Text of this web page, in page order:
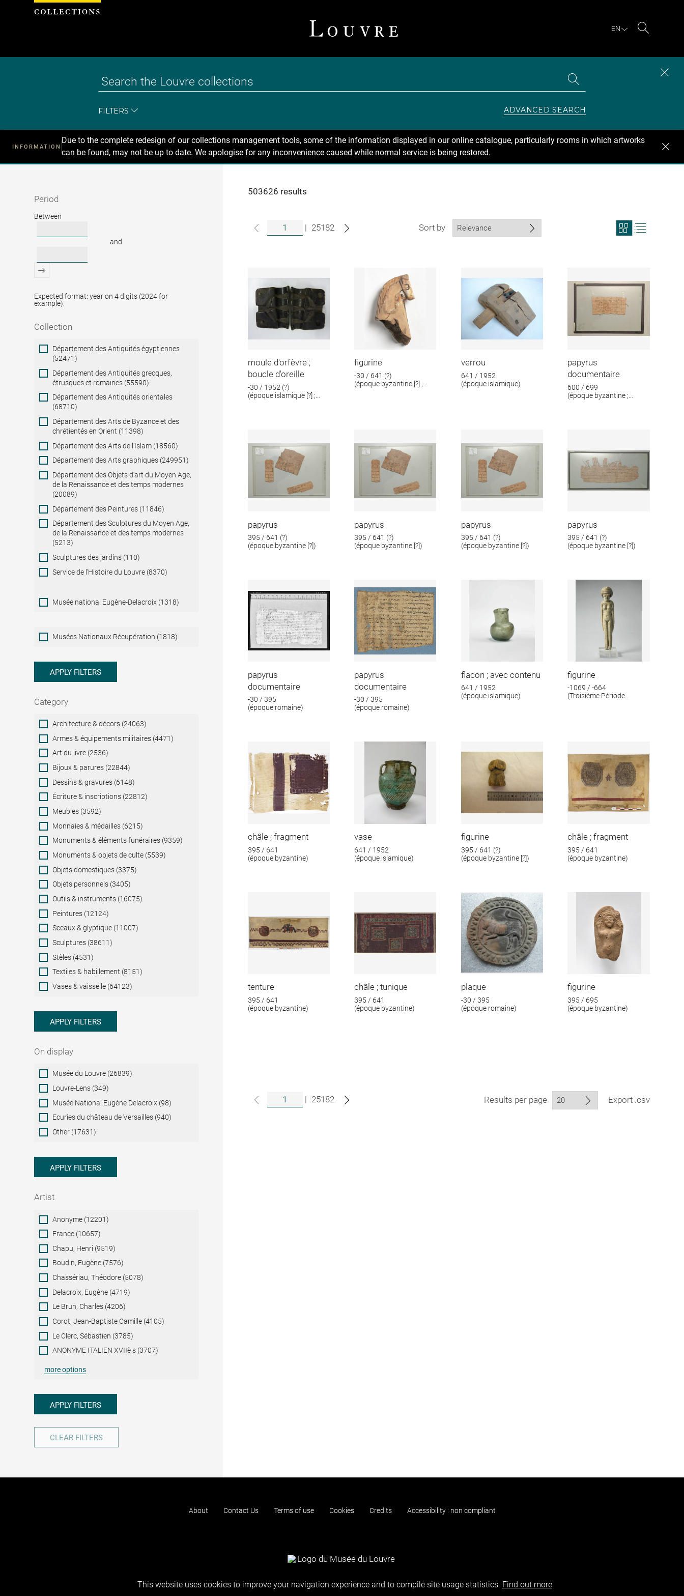
EN
FILTERS ADVANCED SEARCH
INFORMATION
Due to the complete redesign of our collections management tools, some of the information displayed in our online catalogue, particularly rooms in which artworks
can be found, may not be up to date. We apologise for any inconvenience caused while normal service is being restored.
Recherche
Period
Period
Between
and
Expected format: year on 4 digits (2024 for
example).
Collection
Collection
Département des Antiquités égyptiennes
(52471)
Département des Antiquités grecques,
étrusques et romaines (55590)
Département des Antiquités orientales
(68710)
Département des Arts de Byzance et des
chrétientés en Orient (11398)
Département des Arts de l'Islam (18560)
Département des Arts graphiques (249951)
Département des Objets d'art du Moyen Age,
de la Renaissance et des temps modernes
(20089)
Département des Peintures (11846)
Département des Sculptures du Moyen Age,
de la Renaissance et des temps modernes
(5213)
Sculptures des jardins (110)
Service de l'Histoire du Louvre (8370)
Musée national Eugène-Delacroix (1318)
Musées
Nationaux
Musées Nationaux Récupération (1818)
APPLY FILTERS
Category
Category
Architecture & décors (24063)
Armes & équipements militaires (4471)
Art du livre (2536)
Bijoux & parures (22844)
Dessins & gravures (6148)
Écriture & inscriptions (22812)
Meubles (3592)
Monnaies & médailles (6215)
Monuments & éléments funéraires (9359)
Monuments & objets de culte (5539)
Objets domestiques (3375)
Objets personnels (3405)
Outils & instruments (16075)
Peintures (12124)
Sceaux & glyptique (11007)
Sculptures (38611)
Stèles (4531)
Textiles & habillement (8151)
Vases & vaisselle (64123)
APPLY FILTERS
On display
On
display
Musée du Louvre (26839)
Louvre-Lens (349)
Musée National Eugène Delacroix (98)
Ecuries du château de Versailles (940)
Other (17631)
APPLY FILTERS
Artist
ArtistAnonyme (12201)
France (10657)
Chapu, Henri (9519)
Boudin, Eugène (7576)
Chassériau, Théodore (5078)
Delacroix, Eugène (4719)
Le Brun, Charles (4206)
Corot, Jean-Baptiste Camille (4105)
Le Clerc, Sébastien (3785)
ANONYME ITALIEN XVIIè s (3707)
more options
APPLY FILTERS
CLEAR FILTERS
503626 results
| 25182 Sort by
View
search
moule d'orfèvre ;
boucle d'oreille
-30 / 1952 (?)
(époque islamique [?] ;
figurine
-30 / 641 (?)
(époque byzantine [?] ;
verrou
641 / 1952
(époque islamique)
papyrus
documentaire
600 / 699
(époque byzantine ;
papyrus
395 / 641 (?)
(époque byzantine [?])
papyrus
395 / 641 (?)
(époque byzantine [?])
papyrus
395 / 641 (?)
(époque byzantine [?])
papyrus
395 / 641 (?)
(époque byzantine [?])
papyrus
documentaire
-30 / 395
(époque romaine)
papyrus
documentaire
-30 / 395
(époque romaine)
flacon ; avec contenu
641 / 1952
(époque islamique)
figurine
-1069 / -664
(Troisième Période
châle ; fragment
395 / 641
(époque byzantine)
vase
641 / 1952
(époque islamique)
figurine
395 / 641 (?)
(époque byzantine [?])
châle ; fragment
395 / 641
(époque byzantine)
tenture
395 / 641
(époque byzantine)
châle ; tunique
395 / 641
(époque byzantine)
plaque
-30 / 395
(époque romaine)
figurine
395 / 695
(époque byzantine)
| 25182 Results per page Export .csv
About Contact Us Terms of use Cookies Credits Accessibility : non compliant
Cookies management panel
This website uses cookies to improve your navigation experience and to compile site usage statistics. Find out more